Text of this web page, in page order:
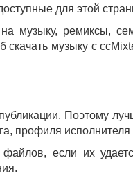
для этой
музыку, ремиксы,
музыку с
Поэтому
профиля
если их